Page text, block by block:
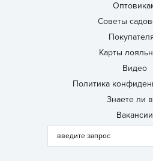
Советы
Карты
Видео
Политика
Знаете ли
Вакансии